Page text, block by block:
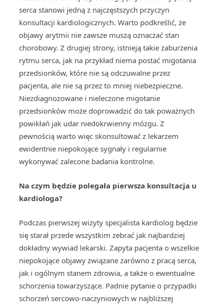
serca stanowi jedną z najczęstszych przyczyn
konsultacji kardiologicznych. Warto podkreślić, że
objawy arytmii nie zawsze muszą oznaczać stan
chorobowy. Z drugiej strony, istnieją takie zaburzenia
rytmu serca, jak na przykład niema postać migotania
przedsionków, które nie są odczuwalne przez
pacjenta, ale nie są przez to mniej niebezpieczne.
Niezdiagnozowane i nieleczone migotanie
przedsionków może doprowadzić do tak poważnych
powikłań jak udar niedokrwienny mózgu. Z
pewnością warto więc skonsultować z lekarzem
ewidentnie niepokojące sygnały i regularnie
wykonywać zalecone badania kontrolne.
Na czym będzie polegała pierwsza konsultacja u
kardiologa?
Podczas pierwszej wizyty specjalista kardiolog będzie
się starał przede wszystkim zebrać jak najbardziej
dokładny wywiad lekarski. Zapyta pacjenta o wszelkie
niepokojące objawy związane zarówno z pracą serca,
jak i ogólnym stanem zdrowia, a także o ewentualne
schorzenia towarzyszące. Padnie pytanie o przypadki
schorzeń sercowo-naczyniowych w najbliższej